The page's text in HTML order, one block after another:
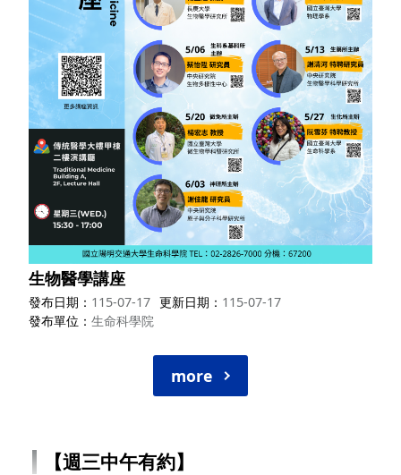
生物醫學講座
發布日期 115-07-17 更新日期
115-07-17
發布單位
生命科學院
more
【週三中午有約】